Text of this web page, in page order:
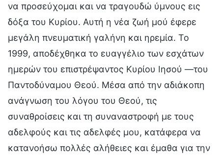
να προσεύχομαι και να τραγουδώ ύμνους εις
δόξα του Κυρίου. Αυτή η νέα ζωή μού έφερε
μεγάλη πνευματική γαλήνη και ηρεμία. Το
1999, αποδέχθηκα το ευαγγέλιο των εσχάτων
ημερών του επιστρέψαντος Κυρίου Ιησού —του
Παντοδύναμου Θεού. Μέσα από την αδιάκοπη
ανάγνωση του λόγου του Θεού, τις
συναθροίσεις και τη συναναστροφή με τους
αδελφούς και τις αδελφές μου, κατάφερα να
κατανοήσω πολλές αλήθειες και έμαθα για την